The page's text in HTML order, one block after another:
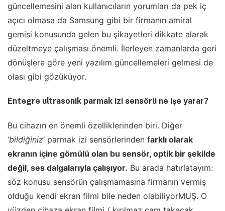
güncellemesini alan kullanıcıların yorumları da pek iç
açıcı olmasa da Samsung gibi bir firmanın amiral
gemisi konusunda gelen bu şikayetleri dikkate alarak
düzeltmeye çalışması önemli. İlerleyen zamanlarda geri
dönüşlere göre yeni yazılım güncellemeleri gelmesi de
olası gibi gözüküyor.
Entegre ultrasonik parmak izi sensörü ne işe yarar?
Bu cihazın en önemli özelliklerinden biri. Diğer
‘bildiğiniz‘ parmak izi sensörlerinden farklı olarak
ekranın içine gömülü olan bu sensör, optik bir şekilde
değil, ses dalgalarıyla çalışıyor. Bu arada hatırlatayım:
söz konusu sensörün çalışmamasına firmanın vermiş
olduğu kendi ekran filmi bile neden olabiliyorMUŞ. O